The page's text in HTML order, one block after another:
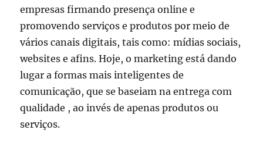
empresas firmando presença online e
promovendo serviços e produtos por meio de
vários canais digitais, tais como: mídias sociais,
websites e afins. Hoje, o marketing está dando
lugar a formas mais inteligentes de
comunicação, que se baseiam na entrega com
qualidade , ao invés de apenas produtos ou
serviços.